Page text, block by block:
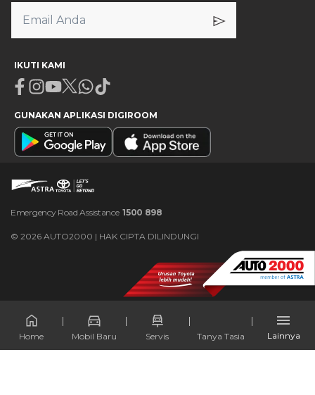
Home Mobil Baru Servis Tanya Tasia Lainnya
IKUTI KAMI
Facebook
Instagram
Youtube
X Whatsapp
Tiktok
GUNAKAN APLIKASI DIGIROOM
Emergency Road Assistance 1500 898
© 2026 AUTO2000 | HAK CIPTA DILINDUNGI